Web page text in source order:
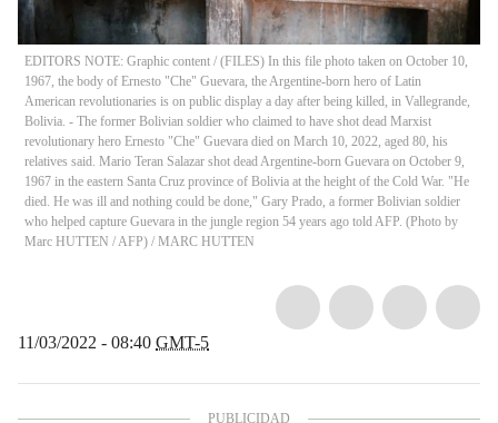
EDITORS NOTE: Graphic content / (FILES) In this file photo taken on October 10,
1967, the body of Ernesto "Che" Guevara, the Argentine-born hero of Latin
American revolutionaries is on public display a day after being killed, in Vallegrande,
Bolivia. - The former Bolivian soldier who claimed to have shot dead Marxist
revolutionary hero Ernesto "Che" Guevara died on March 10, 2022, aged 80, his
relatives said. Mario Teran Salazar shot dead Argentine-born Guevara on October 9,
1967 in the eastern Santa Cruz province of Bolivia at the height of the Cold War. "He
died. He was ill and nothing could be done," Gary Prado, a former Bolivian soldier
who helped capture Guevara in the jungle region 54 years ago told AFP. (Photo by
Marc HUTTEN / AFP) / MARC HUTTEN
11/03/2022 - 08:40 GMT-5